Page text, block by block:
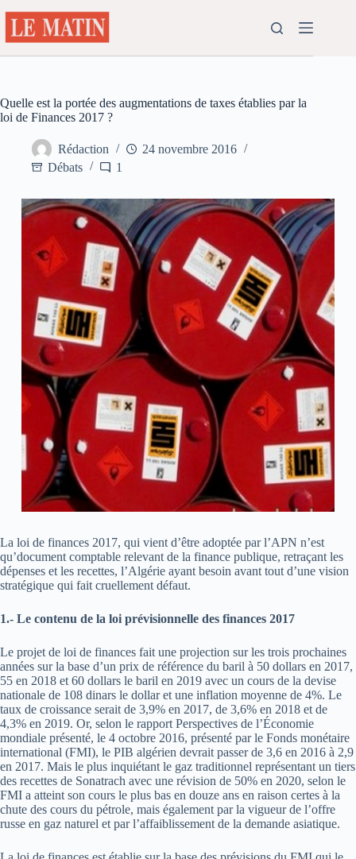
au
contenu
Quelle est la portée des augmentations de taxes établies par la
loi de Finances 2017 ?
Rédaction
24 novembre 2016
Débats
1
La loi de finances 2017, qui vient d’être adoptée par l’APN n’est
qu’document comptable relevant de la finance publique, retraçant les
dépenses et les recettes, l’Algérie ayant besoin avant tout d’une vision
stratégique qui fait cruellement défaut.
1.- Le contenu de la loi prévisionnelle des finances 2017
Le projet de loi de finances fait une projection sur les trois prochaines
années sur la base d’un prix de référence du baril à 50 dollars en 2017,
55 en 2018 et 60 dollars le baril en 2019 avec un cours de la devise
nationale de 108 dinars le dollar et une inflation moyenne de 4%. Le
taux de croissance serait de 3,9% en 2017, de 3,6% en 2018 et de
4,3% en 2019. Or, selon le rapport Perspectives de l’Économie
mondiale présenté, le 4 octobre 2016, présenté par le Fonds monétaire
international (FMI), le PIB algérien devrait passer de 3,6 en 2016 à 2,9
en 2017. Mais le plus inquiétant le gaz traditionnel représentant un tiers
des recettes de Sonatrach avec une révision de 50% en 2020, selon le
FMI a atteint son cours le plus bas en douze ans en raison certes à la
chute des cours du pétrole, mais également par la vigueur de l’offre
russe en gaz naturel et par l’affaiblissement de la demande asiatique.